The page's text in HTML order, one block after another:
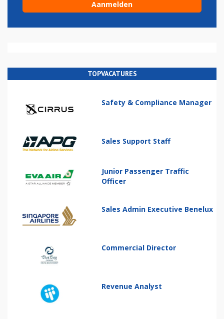
TOPVACATURES
Safety & Compliance Manager
Sales Support Staff
Junior Passenger Traffic
Officer
Sales Admin Executive Benelux
Commercial Director
Revenue Analyst